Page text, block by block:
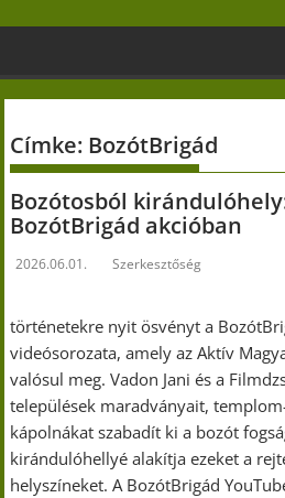
Címke: BozótBrigád
Bozótosból
BozótBrigád akcióban
2026.06.01. Szerkesztőség
történetekre nyit ösvényt a
videósorozata, amely az Aktív
valósul meg. Vadon Jani és a
települések maradványait,
kápolnákat szabadít ki a bozót
kirándulóhellyé alakítja ezeket a
helyszíneket. A BozótBrigád